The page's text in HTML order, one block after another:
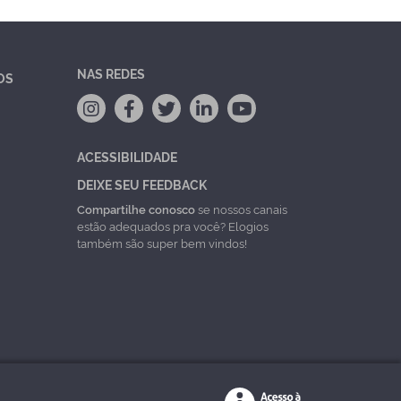
NAS REDES
ACESSIBILIDADE
DEIXE SEU FEEDBACK
Compartilhe conoscose nossos canais
estão adequados pra você? Elogios
também são super bem vindos!